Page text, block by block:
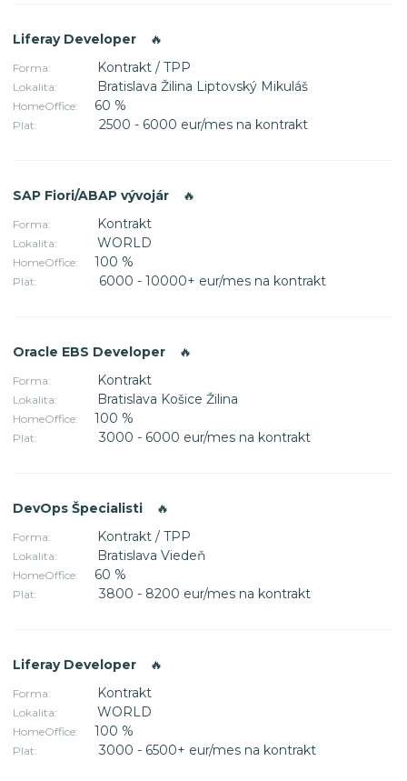
Liferay Developer 🔥
Forma: Kontrakt / TPP
Lokalita: Bratislava Žilina Liptovský Mikuláš
HomeOffice: 60 %
Plat: 2500 - 6000 eur/mes na kontrakt
SAP Fiori/ABAP vývojár 🔥
Forma: Kontrakt
Lokalita: WORLD
HomeOffice: 100 %
Plat: 6000 - 10000+ eur/mes na kontrakt
Oracle EBS Developer 🔥
Forma: Kontrakt
Lokalita: Bratislava Košice Žilina
HomeOffice: 100 %
Plat: 3000 - 6000 eur/mes na kontrakt
DevOps Špecialisti 🔥
Forma: Kontrakt / TPP
Lokalita: Bratislava Viedeň
HomeOffice: 60 %
Plat: 3800 - 8200 eur/mes na kontrakt
Liferay Developer 🔥
Forma: Kontrakt
Lokalita: WORLD
HomeOffice: 100 %
Plat: 3000 - 6500+ eur/mes na kontrakt